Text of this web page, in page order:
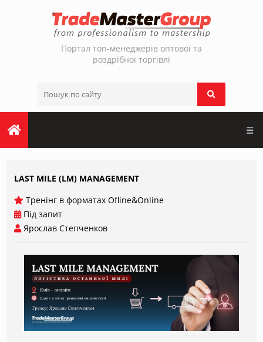
Портал топ-менеджерів оптової та
роздрібної торгівлі
☰
LAST MILE (LM) MANAGEMENT
Тренінг в форматах Ofline&Online
Під запит
Ярослав Степченков